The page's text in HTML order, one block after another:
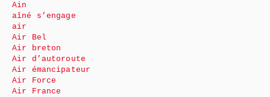
Ain
aîné s’engage
air
Air Bel
Air breton
Air d’autoroute
Air émancipateur
Air Force
Air France